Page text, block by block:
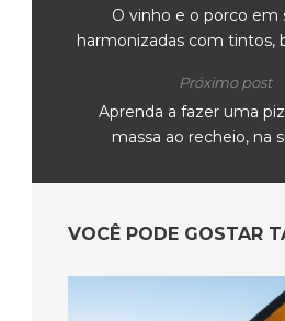
O vinho e o porco em
harmonizadas com tintos,
Próximo post
Aprenda a fazer uma
massa ao recheio, na
VOCÊ PODE GOSTAR